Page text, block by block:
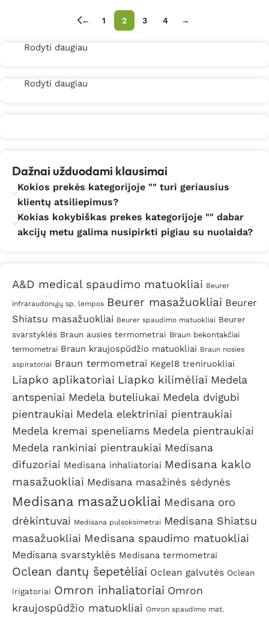
← 1 2 3 4 →
Rodyti daugiau
Rodyti daugiau
Dažnai užduodami klausimai
Kokios prekės kategorijoje "" turi geriausius
klientų atsiliepimus?
Kokias kokybiškas prekes kategorijoje "" dabar
akcijų metu galima nusipirkti pigiau su nuolaida?
A&D medical spaudimo matuokliai Beurer
infraraudonųjų sp. lempos Beurer masažuokliai Beurer
Shiatsu masažuokliai Beurer spaudimo matuokliai Beurer
svarstyklės Braun ausies termometrai Braun bekontakčiai
termometrai Braun kraujospūdžio matuokliai Braun nosies
aspiratoriai Braun termometrai Kegel8 treniruokliai
Liapko aplikatoriai Liapko kilimėliai Medela
antspeniai Medela buteliukai Medela dvigubi
pientraukiai Medela elektriniai pientraukiai
Medela kremai speneliams Medela pientraukiai
Medela rankiniai pientraukiai Medisana
difuzoriai Medisana inhaliatoriai Medisana kaklo
masažuokliai Medisana masažinės sėdynės
Medisana masažuokliai Medisana oro
drėkintuvai Medisana pulsoksimetrai Medisana Shiatsu
masažuokliai Medisana spaudimo matuokliai
Medisana svarstyklės Medisana termometrai
Oclean dantų šepetėliai Oclean galvutės Oclean
irigatoriai Omron inhaliatoriai Omron
kraujospūdžio matuokliai Omron spaudimo mat.